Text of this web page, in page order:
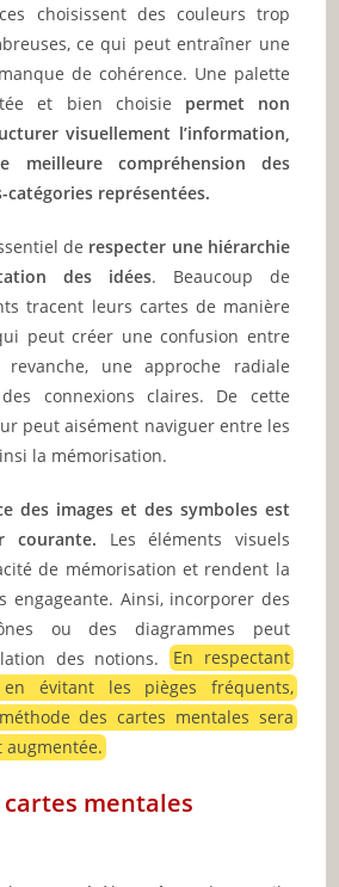
choisissent des couleurs trop
ce qui peut entraîner une
de cohérence. Une palette
et bien choisie permet non
visuellement l’information,
meilleure compréhension des
catégories représentées.
de respecter une hiérarchie
des idées. Beaucoup de
tracent leurs cartes de manière
peut créer une confusion entre
une approche radiale
connexions claires. De cette
peut aisément naviguer entre les
la mémorisation.
des images et des symboles est
courante. Les éléments visuels
de mémorisation et rendent la
engageante. Ainsi, incorporer des
ou des diagrammes peut
des notions. En respectant
évitant les pièges fréquents,
des cartes mentales sera
cartes mentales